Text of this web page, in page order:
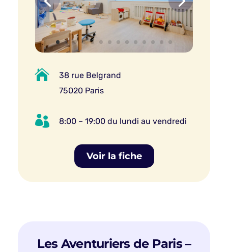

38 rue Belgrand
75020 Paris
 8:00 – 19:00 du lundi au vendredi
Voir la fiche
Les Aventuriers de Paris –